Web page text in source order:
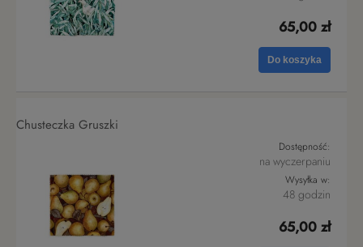
65,00 zł
Do koszyka
Chusteczka Gruszki
Dostępność:
na wyczerpaniu
Wysyłka w:
48 godzin
65,00 zł